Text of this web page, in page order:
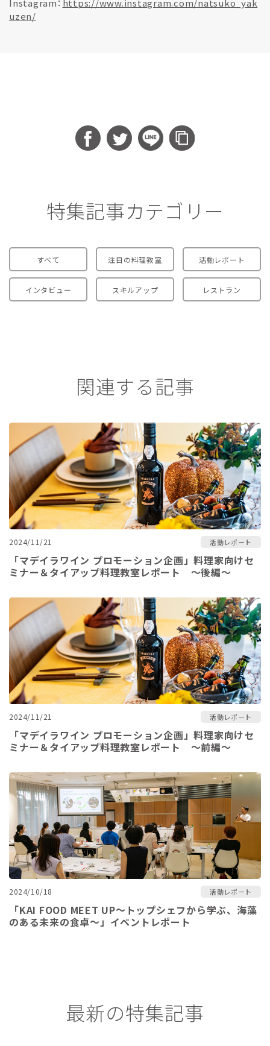
Instagram： https://www.instagram.com/natsuko_yak
uzen/
特集記事カテゴリー
すべて 注目の料理教室 活動レポート
インタビュー スキルアップ レストラン
関連する記事
2024/11/21 活動レポート
「マデイラワイン プロモーション企画」料理家向けセ
ミナー＆タイアップ料理教室レポート ～後編～
2024/11/21 活動レポート
「マデイラワイン プロモーション企画」料理家向けセ
ミナー＆タイアップ料理教室レポート ～前編～
2024/10/18 活動レポート
「KAI FOOD MEET UP～トップシェフから学ぶ、海藻
のある未来の食卓～」イベントレポート
最新の特集記事